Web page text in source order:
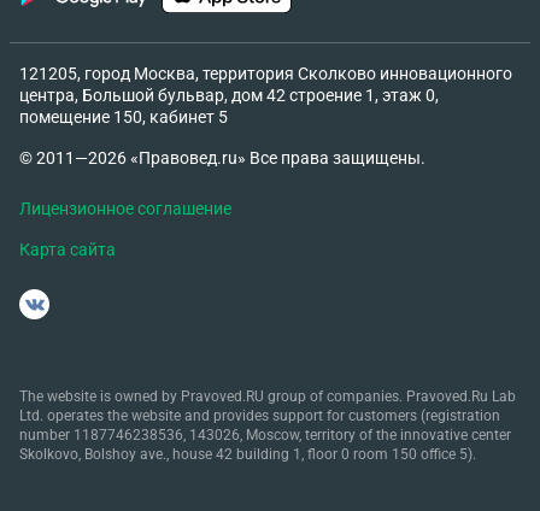
121205, город Москва, территория Сколково инновационного
центра, Большой бульвар, дом 42 строение 1, этаж 0,
помещение 150, кабинет 5
© 2011—2026 «Правовед.ru» Все права защищены.
Лицензионное соглашение
Карта сайта
The website is owned by Pravoved.RU group of companies. Pravoved.Ru Lab
Ltd. operates the website and provides support for customers (registration
number 1187746238536, 143026, Moscow, territory of the innovative center
Skolkovo, Bolshoy ave., house 42 building 1, floor 0 room 150 office 5).